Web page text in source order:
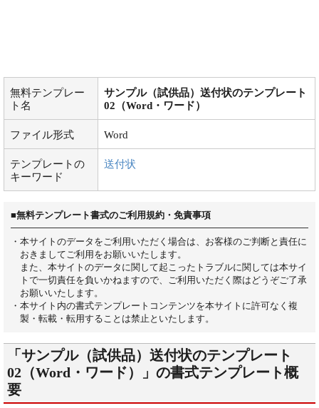
無料テンプレー
ト名
サンプル（試供品）送付状のテンプレート
02（Word・ワード）
ファイル形式 Word
テンプレートの
キーワード
送付状
■無料テンプレート書式のご利用規約・免責事項
・本サイトのデータをご利用いただく場合は、お客様のご判断と責任に
おきましてご利用をお願いいたします。
また、本サイトのデータに関して起こったトラブルに関しては本サイ
トで一切責任を負いかねますので、ご利用いただく際はどうぞご了承
お願いいたします。
・本サイト内の書式テンプレートコンテンツを本サイトに許可なく複
製・転載・転用することは禁止といたします。
「サンプル（試供品）送付状のテンプレート
02（Word・ワード）」の書式テンプレート概
要